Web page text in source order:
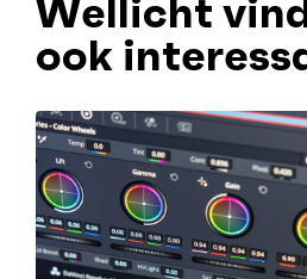
Wellicht
ook